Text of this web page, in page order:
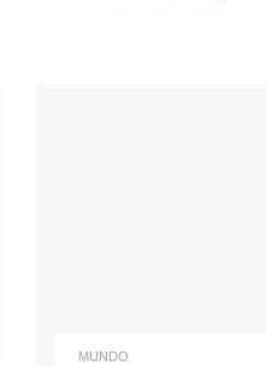
MUNDO